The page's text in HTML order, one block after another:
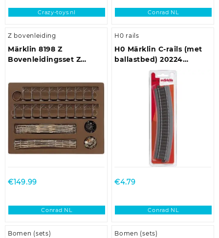
Crazy-toys.nl Conrad NL
Z bovenleiding
Märklin 8198 Z
Bovenleidingsset Z
stuk(s)
€149.99
Conrad NL
H0 rails
H0 Märklin C-rails (met
ballastbed) 20224
Gebogen rails 1 stuk(s)
€4.79
Conrad NL
Bomen (sets) Bomen (sets)